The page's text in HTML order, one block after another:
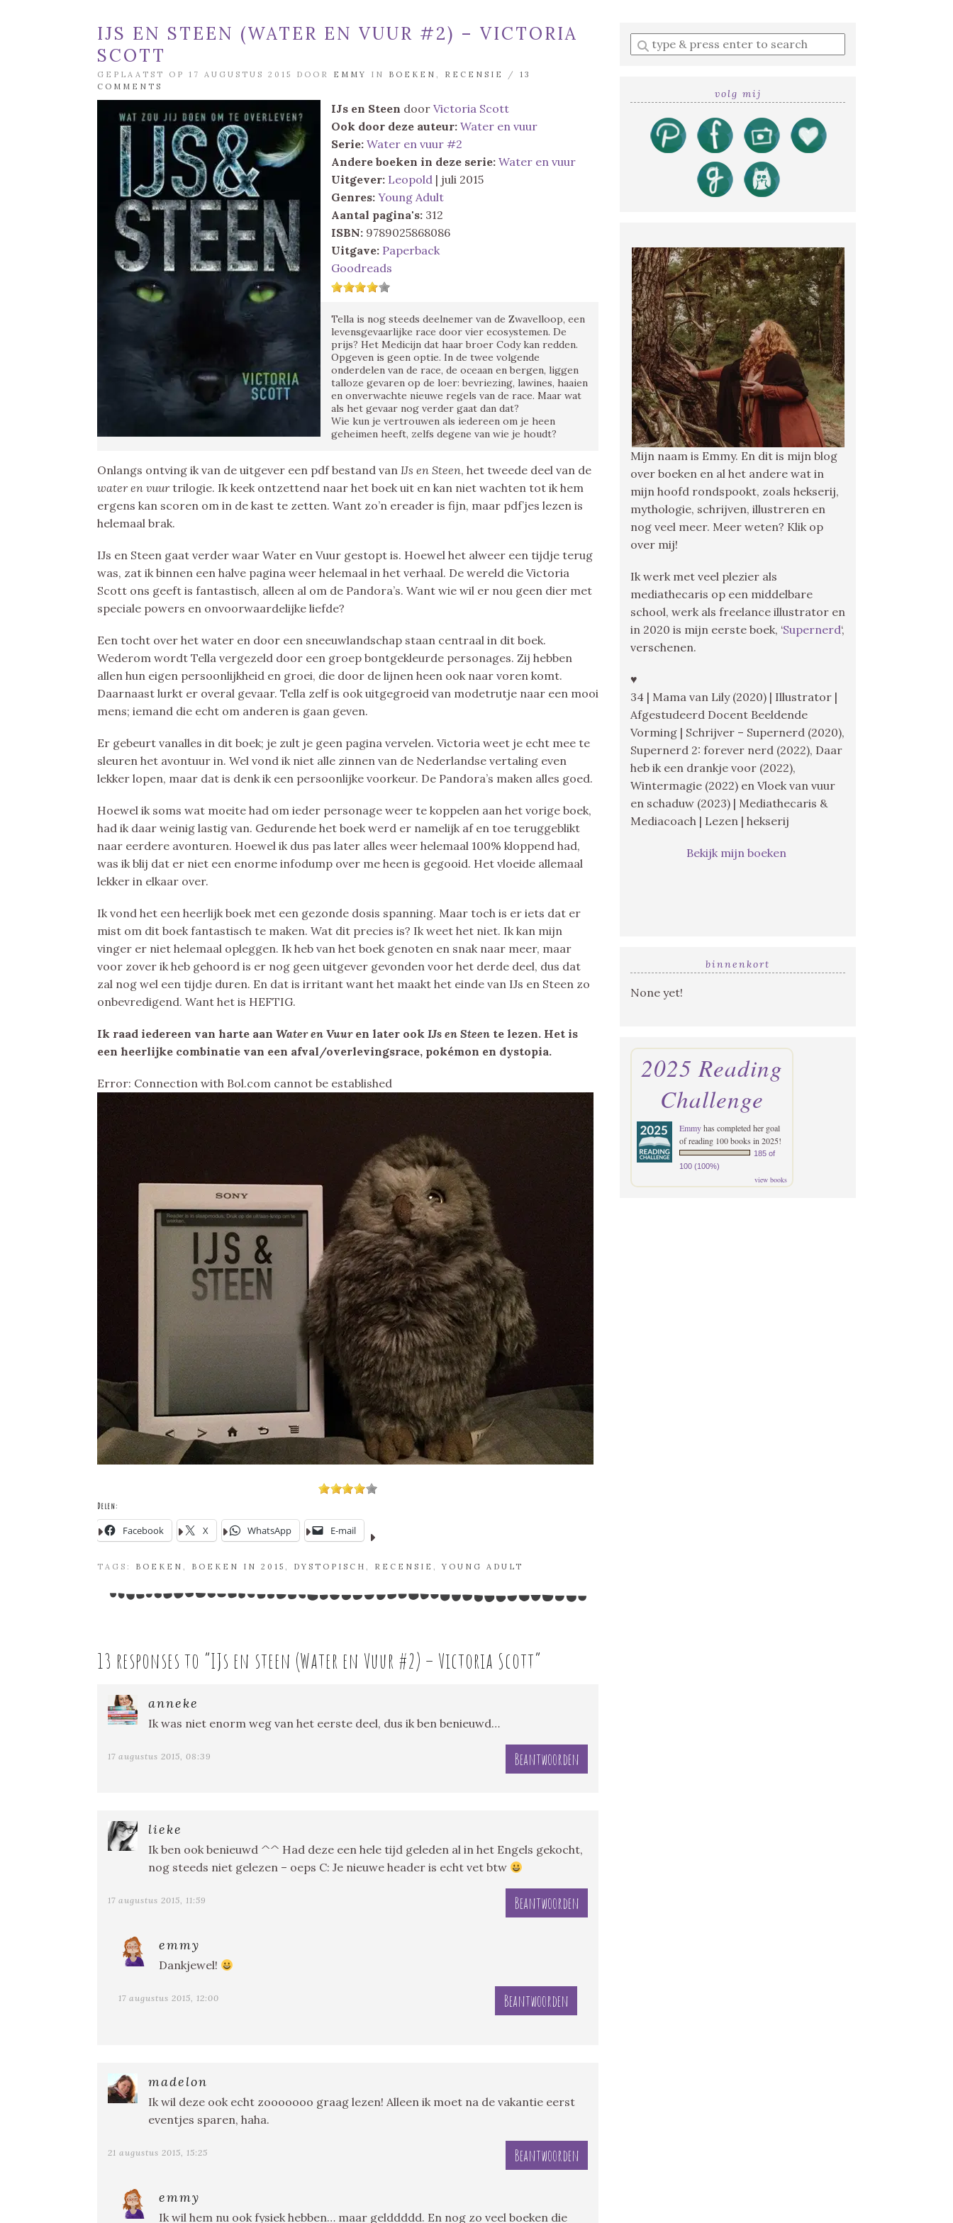
IJS EN STEEN (WATER EN VUUR #2) – VICTORIA
SCOTT
GEPLAATST OP 17 AUGUSTUS 2015 DOOR EMMY IN BOEKEN , RECENSIE / 13
COMMENTS
IJs en Steen door Victoria Scott
Ook door deze auteur: Water en vuur
Serie: Water en vuur #2
Andere boeken in deze serie: Water en vuur
Uitgever: Leopold | juli 2015
Genres: Young Adult
Aantal pagina's: 312
ISBN: 9789025868086
Uitgave: Paperback
Goodreads
Tella is nog steeds deelnemer van de Zwavelloop, een
levensgevaarlijke race door vier ecosystemen. De
prijs? Het Medicijn dat haar broer Cody kan redden.
Opgeven is geen optie. In de twee volgende
onderdelen van de race, de oceaan en bergen, liggen
talloze gevaren op de loer: bevriezing, lawines, haaien
en onverwachte nieuwe regels van de race. Maar wat
als het gevaar nog verder gaat dan dat?
Wie kun je vertrouwen als iedereen om je heen
geheimen heeft, zelfs degene van wie je houdt?
Onlangs ontving ik van de uitgever een pdf bestand van IJs en Steen, het tweede deel van de
water en vuurtrilogie. Ik keek ontzettend naar het boek uit en kan niet wachten tot ik hem
ergens kan scoren om in de kast te zetten. Want zo’n ereader is fijn, maar pdf’jes lezen is
helemaal brak.
IJs en Steen gaat verder waar Water en Vuur gestopt is. Hoewel het alweer een tijdje terug
was, zat ik binnen een halve pagina weer helemaal in het verhaal. De wereld die Victoria
Scott ons geeft is fantastisch, alleen al om de Pandora’s. Want wie wil er nou geen dier met
speciale powers en onvoorwaardelijke liefde?
Een tocht over het water en door een sneeuwlandschap staan centraal in dit boek.
Wederom wordt Tella vergezeld door een groep bontgekleurde personages. Zij hebben
allen hun eigen persoonlijkheid en groei, die door de lijnen heen ook naar voren komt.
Daarnaast lurkt er overal gevaar. Tella zelf is ook uitgegroeid van modetrutje naar een mooi
mens; iemand die echt om anderen is gaan geven.
Er gebeurt vanalles in dit boek; je zult je geen pagina vervelen. Victoria weet je echt mee te
sleuren het avontuur in. Wel vond ik niet alle zinnen van de Nederlandse vertaling even
lekker lopen, maar dat is denk ik een persoonlijke voorkeur. De Pandora’s maken alles goed.
Hoewel ik soms wat moeite had om ieder personage weer te koppelen aan het vorige boek,
had ik daar weinig lastig van. Gedurende het boek werd er namelijk af en toe teruggeblikt
naar eerdere avonturen. Hoewel ik dus pas later alles weer helemaal 100% kloppend had,
was ik blij dat er niet een enorme infodump over me heen is gegooid. Het vloeide allemaal
lekker in elkaar over.
Ik vond het een heerlijk boek met een gezonde dosis spanning. Maar toch is er iets dat er
mist om dit boek fantastisch te maken. Wat dit precies is? Ik weet het niet. Ik kan mijn
vinger er niet helemaal opleggen. Ik heb van het boek genoten en snak naar meer, maar
voor zover ik heb gehoord is er nog geen uitgever gevonden voor het derde deel, dus dat
zal nog wel een tijdje duren. En dat is irritant want het maakt het einde van IJs en Steen zo
onbevredigend. Want het is HEFTIG.
Ik raad iedereen van harte aan Water en Vuuren later ook IJs en Steen te lezen. Het is
een heerlijke combinatie van een afval/overlevingsrace, pokémon en dystopia.
Error: Connection with Bol.com cannot be established
Delen:
Facebook X WhatsApp E-mail
TAGS: BOEKEN , BOEKEN IN 2015 , DYSTOPISCH , RECENSIE ,YOUNG ADULT
13 responses to “IJs en steen (Water en Vuur #2) – Victoria Scott”
anneke
Ik was niet enorm weg van het eerste deel, dus ik ben benieuwd…
17 augustus 2015, 08:39 Beantwoorden
lieke
Ik ben ook benieuwd ^^ Had deze een hele tijd geleden al in het Engels gekocht,
nog steeds niet gelezen – oeps C: Je nieuwe header is echt vet btw
17 augustus 2015, 11:59 Beantwoorden
emmy
Dankjewel!
17 augustus 2015, 12:00 Beantwoorden
madelon
Ik wil deze ook echt zooooooo graag lezen! Alleen ik moet na de vakantie eerst
eventjes sparen, haha.
21 augustus 2015, 15:25 Beantwoorden
emmy
Ik wil hem nu ook fysiek hebben… maar gelddddd. En nog zo veel boeken die
Enter
a
volg mij
Mijn naam is Emmy. En dit is mijn blog
over boeken en al het andere wat in
mijn hoofd rondspookt, zoals hekserij,
mythologie, schrijven, illustreren en
nog veel meer. Meer weten? Klik op
over mij!
Ik werk met veel plezier als
mediathecaris op een middelbare
school, werk als freelance illustrator en
in 2020 is mijn eerste boek, ‘Supernerd‘,
verschenen.
♥
34 | Mama van Lily (2020) | Illustrator |
Afgestudeerd Docent Beeldende
Vorming | Schrijver – Supernerd (2020),
Supernerd 2: forever nerd (2022), Daar
heb ik een drankje voor (2022),
Wintermagie (2022) en Vloek van vuur
en schaduw (2023) | Mediathecaris &
Mediacoach | Lezen | hekserij
Bekijk mijn boeken
binnenkort
None yet!
2025 Reading
Challenge
Emmyhas completed her goal
of reading 100 books in 2025!
185 of
100 (100%)
view books